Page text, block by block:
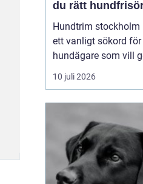
du rätt
huvudstaden
Hundtrim stockholm
ett vanligt sökord för
hundägare som vill
sin hund professionell
pälsvård i en trygg
kännas
men med rätt k...
10 juli 2026